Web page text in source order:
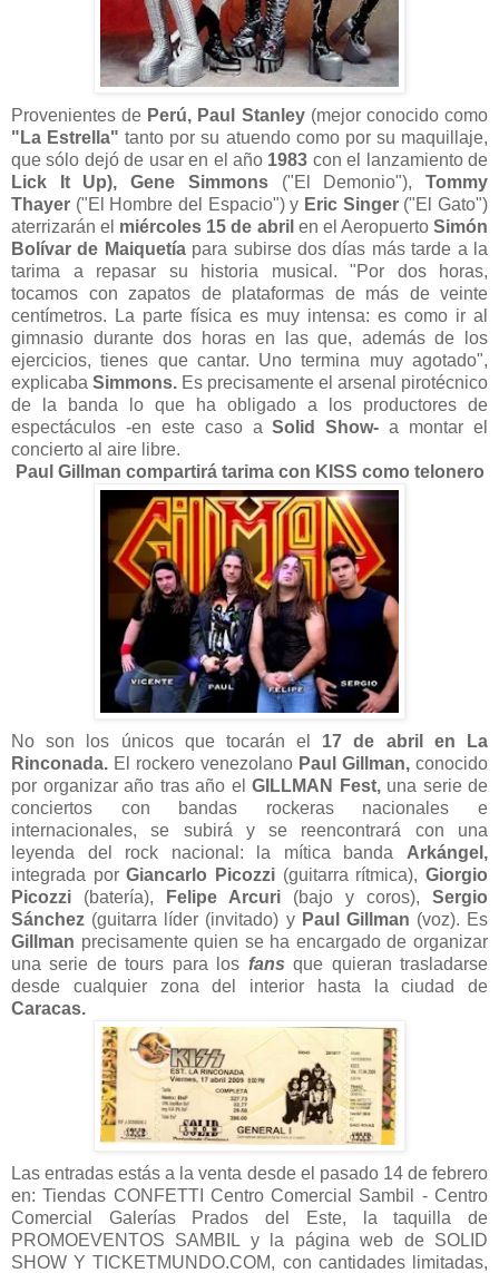
Provenientes de Perú, Paul Stanley(mejor conocido como
"La Estrella" tanto por su atuendo como por su maquillaje,
que sólo dejó de usar en el año 1983 con el lanzamiento de
Lick It Up),
Gene Simmons ("El Demonio"),Tommy
Thayer ("El Hombre del Espacio") y Eric Singer ("El Gato")
aterrizarán el miércoles 15 de abril en el AeropuertoSimón
Bolívar de Maiquetíapara subirse dos días más tarde a la
tarima a repasar su historia musical. "Por dos horas,
tocamos con zapatos de plataformas de más de veinte
centímetros. La parte física es muy intensa: es como ir al
gimnasio durante dos horas en las que, además de los
ejercicios, tienes que cantar. Uno termina muy agotado",
explicaba Simmons. Es precisamente el arsenal pirotécnico
de la banda lo que ha obligado a los productores de
espectáculos -en este caso aSolid Show- a montar el
concierto al aire libre.
Paul Gillman compartirá tarima con KISS como telonero
No son los únicos que tocarán el 17 de abril en La
Rinconada. El rockero venezolano Paul Gillman, conocido
por organizar año tras año el GILLMAN Fest,una serie de
conciertos con bandas rockeras nacionales e
internacionales, se subirá y se reencontrará con una
leyenda del rock nacional: la mítica banda Arkángel,
integrada porGiancarlo Picozzi (guitarra rítmica),Giorgio
Picozzi (batería), Felipe Arcuri (bajo y coros), Sergio
Sánchez (guitarra líder (invitado) y Paul Gillman (voz). Es
Gillman precisamente quien se ha encargado de organizar
una serie de tours para los fans que quieran trasladarse
desde cualquier zona del interior hasta la ciudad de
Caracas.
Las entradas estás a la venta desde el pasado 14 de febrero
en: Tiendas CONFETTI Centro Comercial Sambil - Centro
Comercial Galerías Prados del Este, la taquilla de
PROMOEVENTOS SAMBIL y la página web de SOLID
SHOW Y TICKETMUNDO.COM, con cantidades limitadas,